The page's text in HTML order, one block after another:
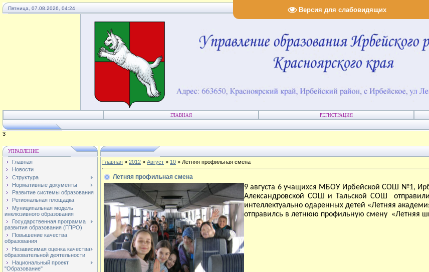
Версия для слабовидящих
Пятница, 07.08.2026, 04:24
ГЛАВНАЯ РЕГИСТРАЦИЯ
4
УПРАВЛЕНИЕ
Главная
Новости
Структура
Нормативные документы
Развитие системы образования
Региональная площадка
Муниципальная модель
инклюзивного образования
Государственная программа
развития образования (ГПРО)
Повышение качества
образования
Независимая оценка качества
образовательной деятельности
Национальный проект
"Образование"
Главная » 2012 » Август » 10 » Летняя профильная смена
Летняя профильная смена
9 августа 6 учащихся МБОУ Ирбейской СОШ №1,
Александровской СОШ и Тальской СОШ
интеллектуально одаренных детей «Летняя
отправилсь в летнюю профильную смену «Летняя